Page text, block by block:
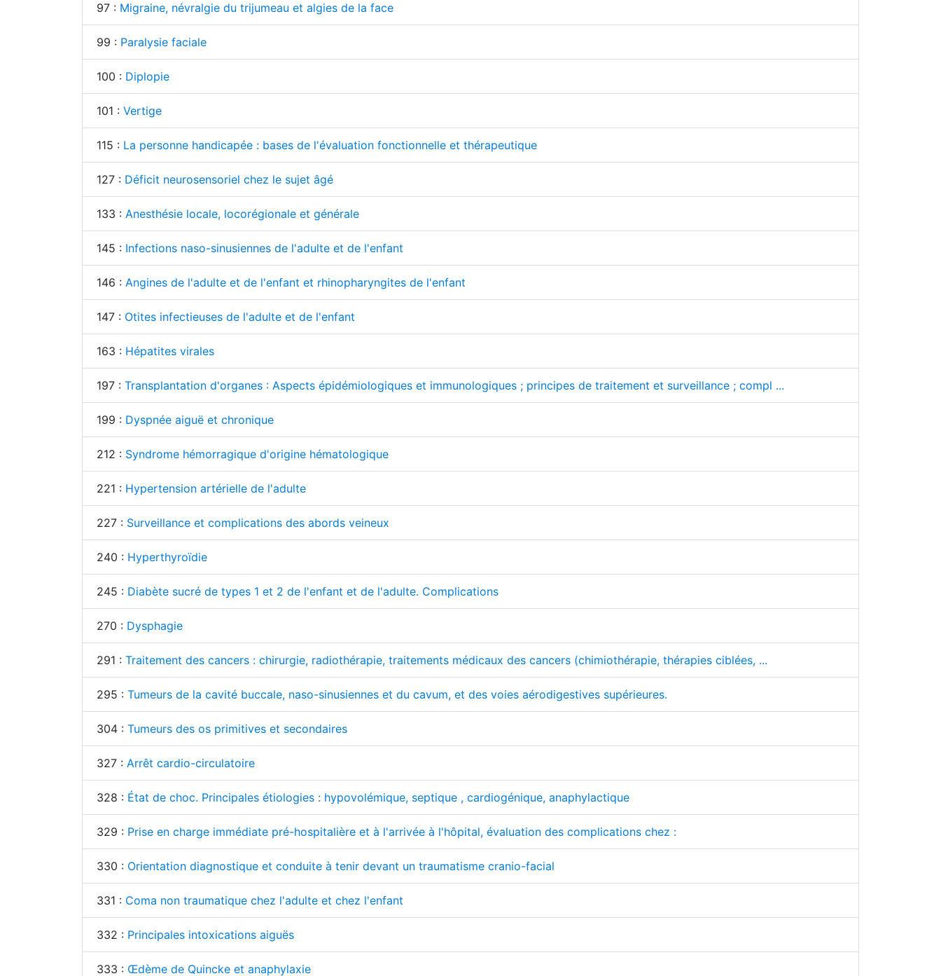
97 : Migraine, névralgie du trijumeau et algies de la face
99 : Paralysie faciale
100 : Diplopie
101 : Vertige
115 : La personne handicapée : bases de l'évaluation fonctionnelle et thérapeutique
127 : Déficit neurosensoriel chez le sujet âgé
133 : Anesthésie locale, locorégionale et générale
145 : Infections naso-sinusiennes de l'adulte et de l'enfant
146 : Angines de l'adulte et de l'enfant et rhinopharyngites de l'enfant
147 : Otites infectieuses de l'adulte et de l'enfant
163 : Hépatites virales
197 : Transplantation d'organes : Aspects épidémiologiques et immunologiques ; principes de traitement et surveillance ; compl ...
199 : Dyspnée aiguë et chronique
212 : Syndrome hémorragique d'origine hématologique
221 : Hypertension artérielle de l'adulte
227 : Surveillance et complications des abords veineux
240 : Hyperthyroïdie
245 : Diabète sucré de types 1 et 2 de l'enfant et de l'adulte. Complications
270 : Dysphagie
291 : Traitement des cancers : chirurgie, radiothérapie, traitements médicaux des cancers (chimiothérapie, thérapies ciblées, ...
295 : Tumeurs de la cavité buccale, naso-sinusiennes et du cavum, et des voies aérodigestives supérieures.
304 : Tumeurs des os primitives et secondaires
327 : Arrêt cardio-circulatoire
328 : État de choc. Principales étiologies : hypovolémique, septique , cardiogénique, anaphylactique
329 : Prise en charge immédiate pré-hospitalière et à l'arrivée à l'hôpital, évaluation des complications chez :
330 : Orientation diagnostique et conduite à tenir devant un traumatisme cranio-facial
331 : Coma non traumatique chez l'adulte et chez l'enfant
332 : Principales intoxications aiguës
333 : Œdème de Quincke et anaphylaxie